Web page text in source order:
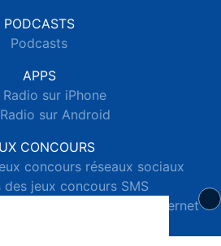
PODCASTS
Podcasts
APPS
sur iPhone
sur Android
CONCOURS
concours réseaux sociaux
des jeux concours SMS
concours téléphone et internet